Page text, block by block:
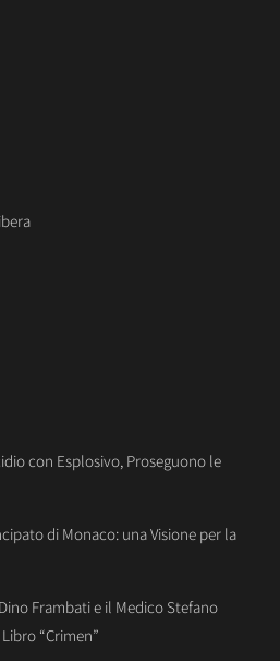
con Esplosivo, Proseguono le
di Monaco: una Visione per la
Frambati e il Medico Stefano
“Crimen”